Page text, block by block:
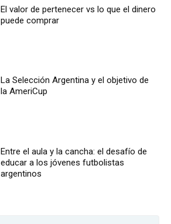
El valor de pertenecer vs lo que el dinero
puede comprar
La Selección Argentina y el objetivo de
la AmeriCup
Entre el aula y la cancha: el desafío de
educar a los jóvenes futbolistas
argentinos